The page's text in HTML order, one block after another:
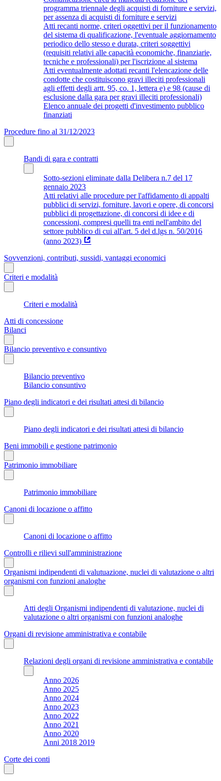
programma triennale degli acquisti di forniture e servizi,
per assenza di acquisti di forniture e servizi
Atti recanti norme, criteri oggettivi per il funzionamento
del sistema di qualificazione, l'eventuale aggiornamento
periodico dello stesso e durata, criteri soggettivi
(requisiti relativi alle capacità economiche, finanziarie,
tecniche e professionali) per l'iscrizione al sistema
Atti eventualmente adottati recanti l'elencazione delle
condotte che costituiscono gravi illeciti professionali
agli effetti degli artt. 95, co. 1, lettera e) e 98 (cause di
esclusione dalla gara per gravi illeciti professionali)
Elenco annuale dei progetti d'investimento pubblico
finanziati
Procedure fino al 31/12/2023
Bandi di gara e contratti
Sotto-sezioni eliminate dalla Delibera n.7 del 17
gennaio 2023
Atti relativi alle procedure per l'affidamento di appalti
pubblici di servizi, forniture, lavori e opere, di concorsi
pubblici di progettazione, di concorsi di idee e di
concessioni, compresi quelli tra enti nell'ambito del
settore pubblico di cui all'art. 5 del d.lgs n. 50/2016
(anno 2023)
Sovvenzioni, contributi, sussidi, vantaggi economici
Criteri e modalità
Criteri e modalità
Atti di concessione
Bilanci
Bilancio preventivo e consuntivo
Bilancio preventivo
Bilancio consuntivo
Piano degli indicatori e dei risultati attesi di bilancio
Piano degli indicatori e dei risultati attesi di bilancio
Beni immobili e gestione patrimonio
Patrimonio immobiliare
Patrimonio immobiliare
Canoni di locazione o affitto
Canoni di locazione o affitto
Controlli e rilievi sull'amministrazione
Organismi indipendenti di valutuazione, nuclei di valutazione o altri
organismi con funzioni analoghe
Atti degli Organismi indipendenti di valutazione, nuclei di
valutazione o altri organismi con funzioni analoghe
Organi di revisione amministrativa e contabile
Relazioni degli organi di revisione amministrativa e contabile
Anno 2026
Anno 2025
Anno 2024
Anno 2023
Anno 2022
Anno 2021
Anno 2020
Anni 2018 2019
Corte dei conti